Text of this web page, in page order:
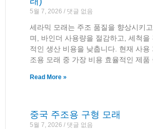
5월 7, 2026 댓글 없음
세라믹 모래는 주조 품질을 향상시키
며, 바인더 사용량을 절감하고, 세척을
적인 생산 비용을 낮춥니다. 현재 사용
조용 모래 중 가장 비용 효율적인 제품
Read More »
중국 주조용 구형 모래
5월 7, 2026 댓글 없음